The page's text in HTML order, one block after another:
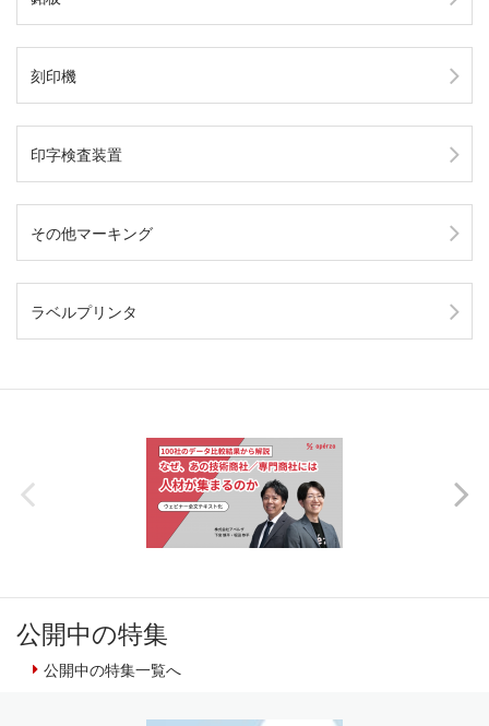
刻印機
印字検査装置
その他マーキング
ラベルプリンタ
公開中の特集
公開中の特集一覧へ